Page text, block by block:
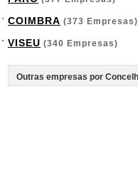
COIMBRA (373 Empresas)
VISEU (340 Empresas)